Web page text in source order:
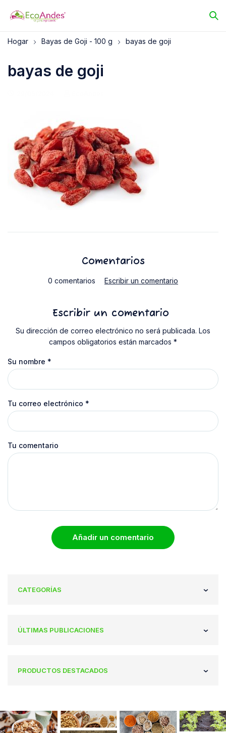
Hogar Bayas de Goji - 100 g bayas de goji
bayas de goji
Comentarios
0 comentarios Escribir un comentario
Escribir un comentario
Su dirección de correo electrónico no será publicada. Los
campos obligatorios están marcados *
Su nombre *
Tu correo electrónico *
Tu comentario
Añadir un comentario
CATEGORÍAS
ÚLTIMAS PUBLICACIONES
PRODUCTOS DESTACADOS